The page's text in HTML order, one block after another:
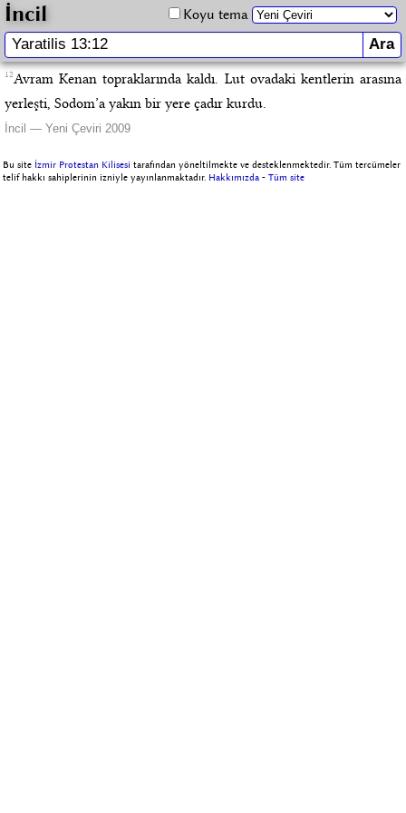
İncil Koyu tema
12Avram Kenan topraklarında kaldı. Lut ovadaki kentlerin arasına
yerleşti, Sodom’a yakın bir yere çadır kurdu.
İncil — Yeni Çeviri 2009
Bu site İzmir Protestan Kilisesi tarafından yöneltilmekte ve desteklenmektedir. Tüm tercümeler
telif hakkı sahiplerinin izniyle yayınlanmaktadır. Hakkımızda -Tüm site